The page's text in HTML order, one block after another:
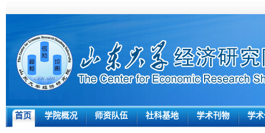
首页 学院概况 师资队伍 社科基地 学术刊物 学